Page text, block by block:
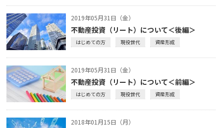
2019年05月31日（金）
不動産投資（リート）について＜後編＞
はじめての方 現役世代 資産形成
2019年05月31日（金）
不動産投資（リート）について＜前編＞
はじめての方 現役世代 資産形成
2018年01月15日（月）